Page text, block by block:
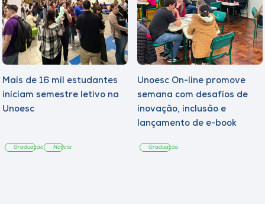
Mais de 16 mil estudantes
iniciam semestre letivo na
Unoesc
Graduação Notícia
Unoesc On-line promove
semana com desafios de
inovação, inclusão e
lançamento de e-book
Graduação